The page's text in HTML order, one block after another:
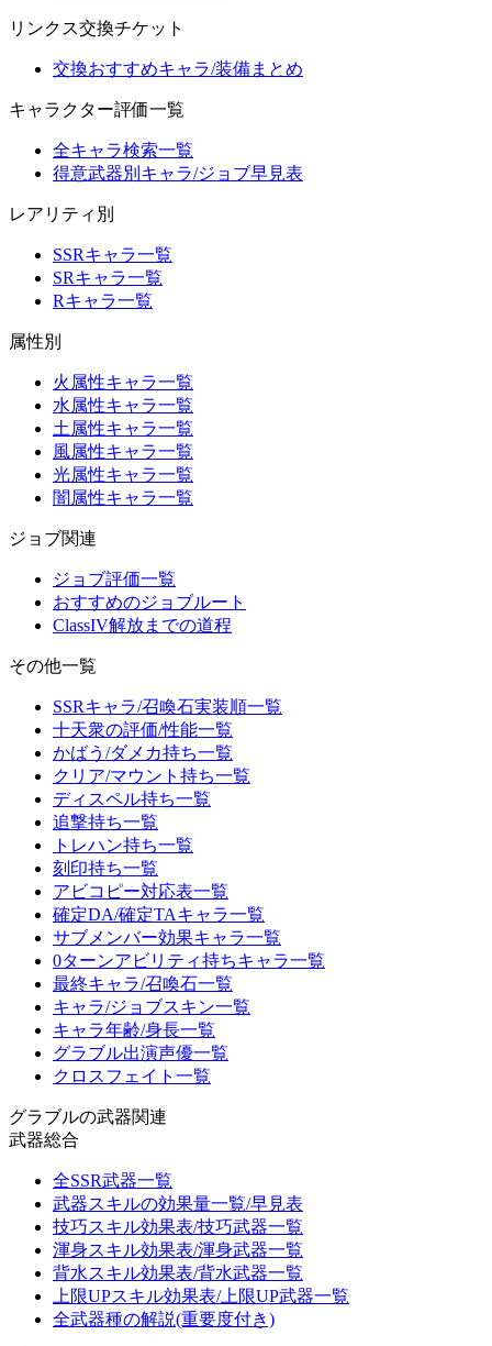
リンクス交換チケット
交換おすすめキャラ/装備まとめ
キャラクター評価一覧
全キャラ検索一覧
得意武器別キャラ/ジョブ早見表
レアリティ別
SSRキャラ一覧
SRキャラ一覧
Rキャラ一覧
属性別
火属性キャラ一覧
水属性キャラ一覧
土属性キャラ一覧
風属性キャラ一覧
光属性キャラ一覧
闇属性キャラ一覧
ジョブ関連
ジョブ評価一覧
おすすめのジョブルート
ClassIV解放までの道程
その他一覧
SSRキャラ/召喚石実装順一覧
十天衆の評価/性能一覧
かばう/ダメカ持ち一覧
クリア/マウント持ち一覧
ディスペル持ち一覧
追撃持ち一覧
トレハン持ち一覧
刻印持ち一覧
アビコピー対応表一覧
確定DA/確定TAキャラ一覧
サブメンバー効果キャラ一覧
0ターンアビリティ持ちキャラ一覧
最終キャラ/召喚石一覧
キャラ/ジョブスキン一覧
キャラ年齢/身長一覧
グラブル出演声優一覧
クロスフェイト一覧
グラブルの武器関連
武器総合
全SSR武器一覧
武器スキルの効果量一覧/早見表
技巧スキル効果表/技巧武器一覧
渾身スキル効果表/渾身武器一覧
背水スキル効果表/背水武器一覧
上限UPスキル効果表/上限UP武器一覧
全武器種の解説(重要度付き)